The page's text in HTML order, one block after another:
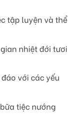
tập luyện và thể
nhiệt đới tươi
với các yếu
tiệc nướng